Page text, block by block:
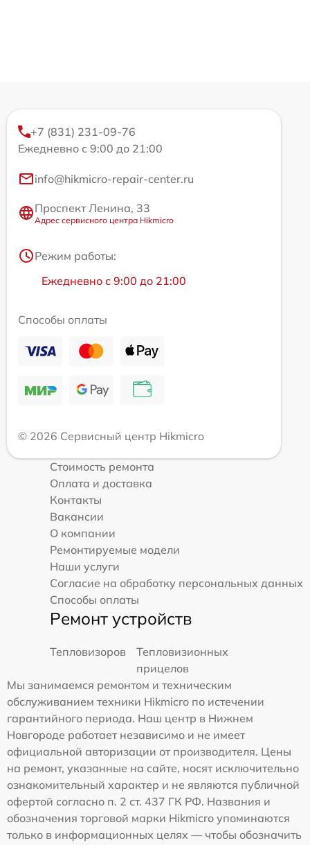
+7 (831) 231-09-76
Ежедневно с 9:00 до 21:00
info@hikmicro-repair-center.ru
Проспект Ленина, 33
Адрес сервисного центра Hikmicro
Режим работы:
Ежедневно с 9:00 до 21:00
Способы оплаты
© 2026 Сервисный центр Hikmicro
Стоимость ремонта
Оплата и доставка
Контакты
Вакансии
О компании
Ремонтируемые модели
Наши услуги
Согласие на обработку персональных данных
Способы оплаты
Ремонт устройств
Тепловизоров
Тепловизионных
прицелов
Мы занимаемся ремонтом и техническим
обслуживанием техники Hikmicro по истечении
гарантийного периода. Наш центр в Нижнем
Новгороде работает независимо и не имеет
официальной авторизации от производителя. Цены
на ремонт, указанные на сайте, носят исключительно
ознакомительный характер и не являются публичной
офертой согласно п. 2 ст. 437 ГК РФ. Названия и
обозначения торговой марки Hikmicro упоминаются
только в информационных целях — чтобы обозначить